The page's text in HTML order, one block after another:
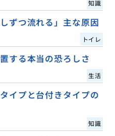
知識
ずつ流れる」主な原因
トイレ
する本当の恐ろしさ
生活
イプと台付きタイプの
知識